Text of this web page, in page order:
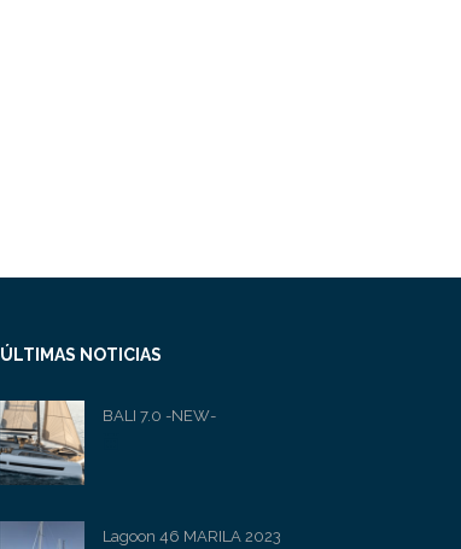
ÚLTIMAS NOTICIAS
BALI 7.0 -NEW-
Lagoon 46 MARILA 2023